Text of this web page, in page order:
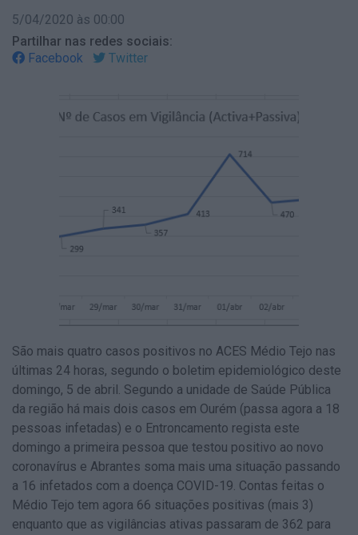
5/04/2020 às 00:00
Partilhar nas redes sociais:
Facebook
Twitter
São mais quatro casos positivos no ACES Médio Tejo nas
últimas 24 horas, segundo o boletim epidemiológico deste
domingo, 5 de abril. Segundo a unidade de Saúde Pública
da região há mais dois casos em Ourém (passa agora a 18
pessoas infetadas) e o Entroncamento regista este
domingo a primeira pessoa que testou positivo ao novo
coronavírus e Abrantes soma mais uma situação passando
a 16 infetados com a doença COVID-19. Contas feitas o
Médio Tejo tem agora 66 situações positivas (mais 3)
enquanto que as vigilâncias ativas passaram de 362 para